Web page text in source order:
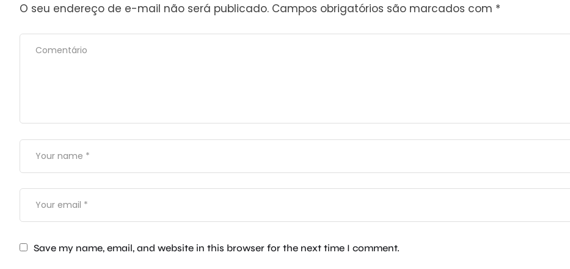
O seu endereço de e-mail não será publicado. Campos obrigatórios são marcados com *
Save my name, email, and website in this browser for the next time I comment.